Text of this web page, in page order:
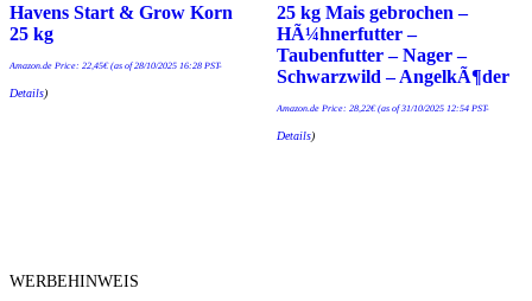
Havens Start & Grow Korn
25 kg
Amazon.de Price: 22,45€(as of 28/10/2025 16:28 PST-
Details)
25 kg Mais gebrochen –
HÃ¼hnerfutter –
Taubenfutter – Nager –
Schwarzwild – AngelkÃ¶der
Amazon.de Price: 28,22€(as of 31/10/2025 12:54 PST-
Details)
WERBEHINWEIS